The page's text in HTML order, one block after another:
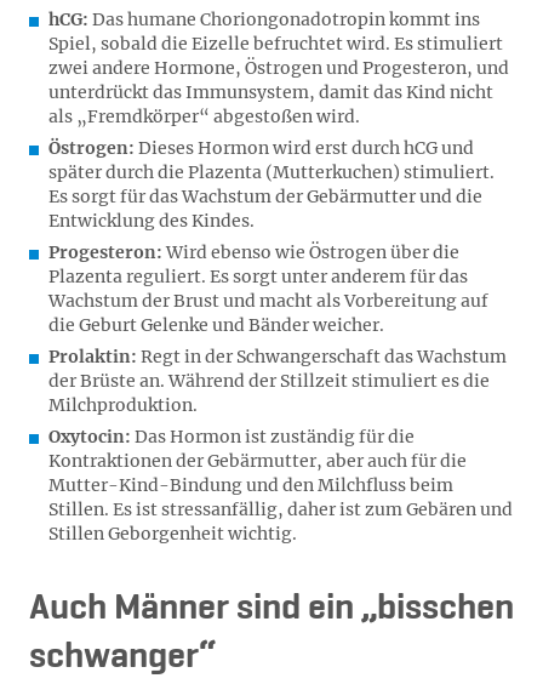
hCG: Das humane Choriongonadotropin kommt ins
Spiel, sobald die Eizelle befruchtet wird. Es stimuliert
zwei andere Hormone, Östrogen und Progesteron, und
unterdrückt das Immunsystem, damit das Kind nicht
als „Fremdkörper“ abgestoßen wird.
Östrogen: Dieses Hormon wird erst durch hCG und
später durch die Plazenta (Mutterkuchen) stimuliert.
Es sorgt für das Wachstum der Gebärmutter und die
Entwicklung des Kindes.
Progesteron:Wird ebenso wie Östrogen über die
Plazenta reguliert. Es sorgt unter anderem für das
Wachstum der Brust und macht als Vorbereitung auf
die Geburt Gelenke und Bänder weicher.
Prolaktin: Regt in der Schwangerschaft das Wachstum
der Brüste an. Während der Stillzeit stimuliert es die
Milchproduktion.
Oxytocin: Das Hormon ist zuständig für die
Kontraktionen der Gebärmutter, aber auch für die
Mutter-Kind-Bindung und den Milchfluss beim
Stillen. Es ist stressanfällig, daher ist zum Gebären und
Stillen Geborgenheit wichtig.
Auch Männer sind ein „bisschen
schwanger“